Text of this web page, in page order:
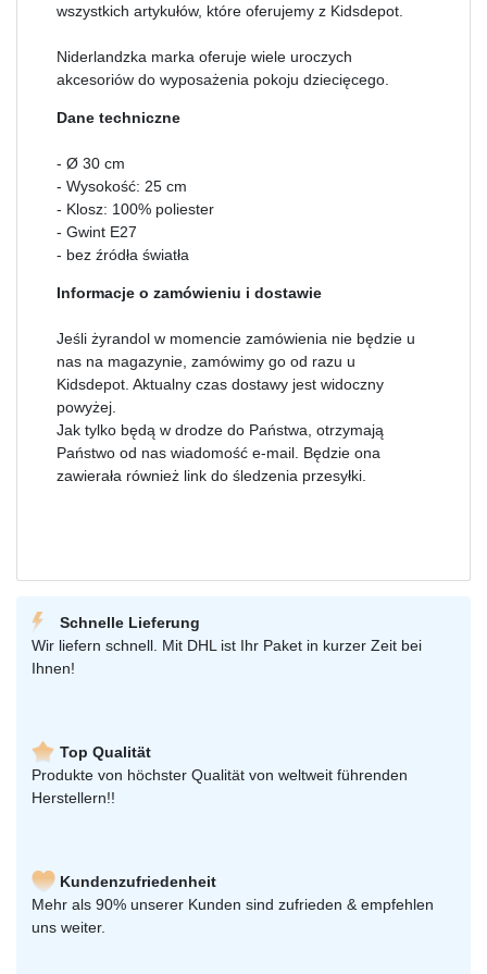
wszystkich artykułów, które oferujemy z Kidsdepot.
Niderlandzka marka oferuje wiele uroczych
akcesoriów do wyposażenia pokoju dziecięcego.
Dane techniczne
- Ø 30 cm
- Wysokość: 25 cm
- Klosz: 100% poliester
- Gwint E27
- bez źródła światła
Informacje o zamówieniu i dostawie
Jeśli żyrandol w momencie zamówienia nie będzie u
nas na magazynie, zamówimy go od razu u
Kidsdepot. Aktualny czas dostawy jest widoczny
powyżej.
Jak tylko będą w drodze do Państwa, otrzymają
Państwo od nas wiadomość e-mail. Będzie ona
zawierała również link do śledzenia przesyłki.
Schnelle Lieferung
Wir liefern schnell. Mit DHL ist Ihr Paket in kurzer Zeit bei
Ihnen!
Top Qualität
Produkte von höchster Qualität von weltweit führenden
Herstellern!!
Kundenzufriedenheit
Mehr als 90% unserer Kunden sind zufrieden & empfehlen
uns weiter.